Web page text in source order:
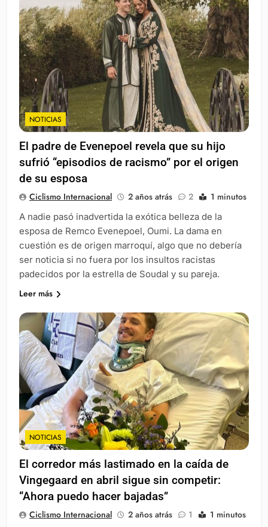
NOTICIAS
El padre de Evenepoel revela que su hijo
sufrió “episodios de racismo” por el origen
de su esposa
Ciclismo Internacional 2 años atrás 2 1 minutos
A nadie pasó inadvertida la exótica belleza de la
esposa de Remco Evenepoel, Oumi. La dama en
cuestión es de origen marroquí, algo que no debería
ser noticia si no fuera por los insultos racistas
padecidos por la estrella de Soudal y su pareja.
Leer más
NOTICIAS
El corredor más lastimado en la caída de
Vingegaard en abril sigue sin competir:
“Ahora puedo hacer bajadas”
Ciclismo Internacional 2 años atrás 1 1 minutos